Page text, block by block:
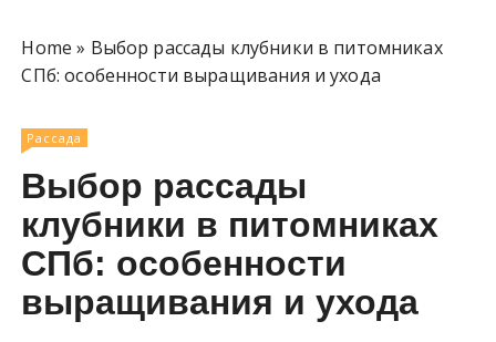
Home » Выбор рассады клубники в питомниках
СПб: особенности выращивания и ухода
Рассада
Выбор рассады
клубники в питомниках
СПб: особенности
выращивания и ухода